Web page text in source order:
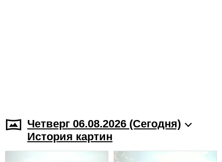
Четверг 06.08.2026 (Cегодня)
История картин